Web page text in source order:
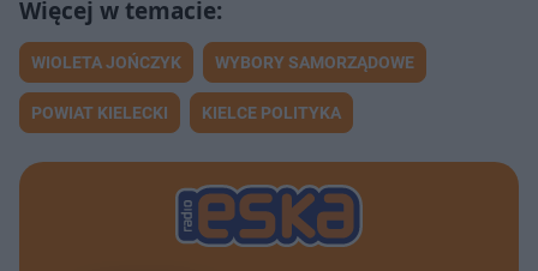
WIOLETA JOŃCZYK WYBORY SAMORZĄDOWE
POWIAT KIELECKI KIELCE POLITYKA